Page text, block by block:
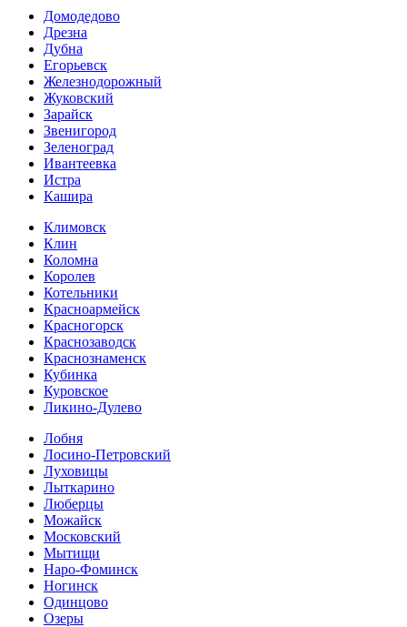
Домодедово
Дрезна
Дубна
Егорьевск
Железнодорожный
Жуковский
Зарайск
Звенигород
Зеленоград
Ивантеевка
Истра
Кашира
Климовск
Клин
Коломна
Королев
Котельники
Красноармейск
Красногорск
Краснозаводск
Краснознаменск
Кубинка
Куровское
Ликино-Дулево
Лобня
Лосино-Петровский
Луховицы
Лыткарино
Люберцы
Можайск
Московский
Мытищи
Наро-Фоминск
Ногинск
Одинцово
Озеры